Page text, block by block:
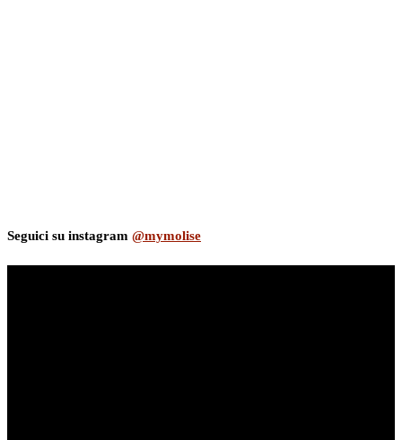
Seguici su instagram @mymolise